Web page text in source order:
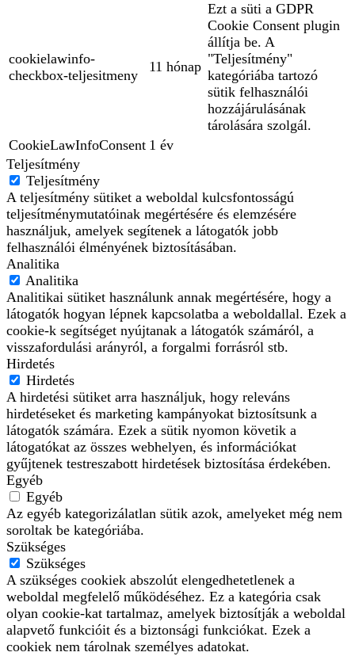
cookielawinfo-
checkbox-teljesitmeny
11 hónap
Ezt a süti a GDPR
Cookie Consent plugin
állítja be. A
"Teljesítmény"
kategóriába tartozó
sütik felhasználói
hozzájárulásának
tárolására szolgál.
CookieLawInfoConsent 1 év
Teljesítmény
Teljesítmény
A teljesítmény sütiket a weboldal kulcsfontosságú
teljesítménymutatóinak megértésére és elemzésére
használjuk, amelyek segítenek a látogatók jobb
felhasználói élményének biztosításában.
Analitika
Analitika
Analitikai sütiket használunk annak megértésére, hogy a
látogatók hogyan lépnek kapcsolatba a weboldallal. Ezek a
cookie-k segítséget nyújtanak a látogatók számáról, a
visszafordulási arányról, a forgalmi forrásról stb.
Hirdetés
Hirdetés
A hirdetési sütiket arra használjuk, hogy releváns
hirdetéseket és marketing kampányokat biztosítsunk a
látogatók számára. Ezek a sütik nyomon követik a
látogatókat az összes webhelyen, és információkat
gyűjtenek testreszabott hirdetések biztosítása érdekében.
Egyéb
Egyéb
Az egyéb kategorizálatlan sütik azok, amelyeket még nem
soroltak be kategóriába.
Szükséges
Szükséges
A szükséges cookiek abszolút elengedhetetlenek a
weboldal megfelelő működéséhez. Ez a kategória csak
olyan cookie-kat tartalmaz, amelyek biztosítják a weboldal
alapvető funkcióit és a biztonsági funkciókat. Ezek a
cookiek nem tárolnak személyes adatokat.